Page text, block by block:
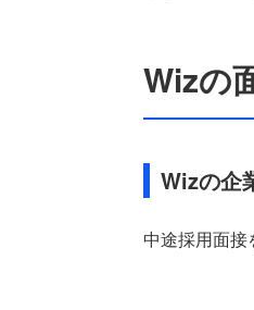
Wizの
Wizの企
中途採用面接